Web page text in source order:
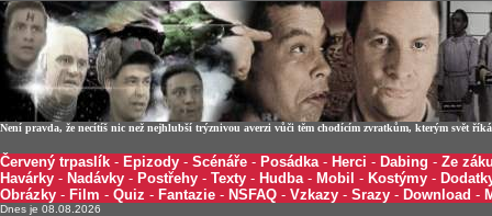
Není pravda, že necítíš nic než nejhlubší trýznivou averzi vůči těm chodícím zvratkům, kterým svět
Červený trpaslík - Epizody - Scénáře - Posádka- Herci - Dabing - Ze
Havárky - Nadávky - Postřehy - Texty - Hudba- Mobil - Kostýmy -
Obrázky - Film - Quiz - Fantazie - NSFAQ - Vzkazy - Srazy - Download -
Dnes je 08.08.2026